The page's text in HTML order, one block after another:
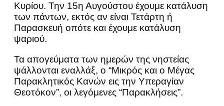
Κυρίου. Την 15η Αυγούστου έχουμε κατάλυση
των πάντων, εκτός αν είναι Τετάρτη ή
Παρασκευή οπότε και έχουμε κατάλυση
ψαριού.
Τα απογεύματα των ημερών της νηστείας
ψάλλονται εναλλάξ, ο “Μικρός και ο Μέγας
Παρακλητικός Κανών εις την Υπεραγίαν
Θεοτόκον”, οι λεγόμενες “Παρακλήσεις”.